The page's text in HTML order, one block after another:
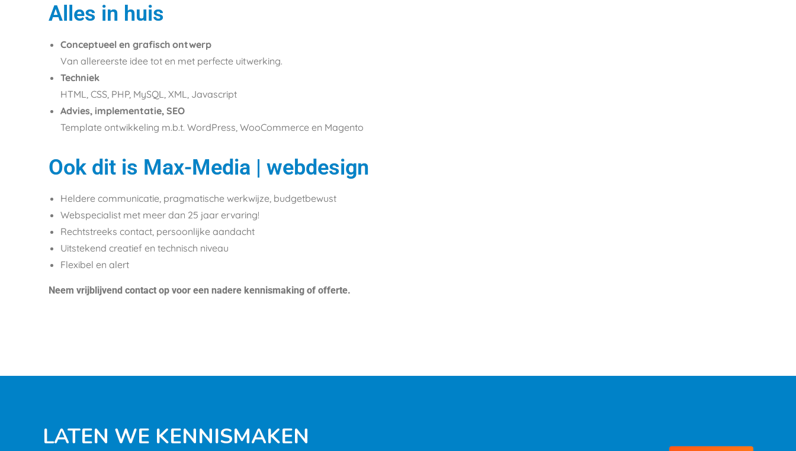
Alles in huis
Conceptueel en grafisch ontwerp
Van allereerste idee tot en met perfecte uitwerking.
Techniek
HTML, CSS, PHP, MySQL, XML, Javascript
Advies, implementatie, SEO
Template ontwikkeling m.b.t. WordPress, WooCommerce en Magento
Ook dit is Max-Media | webdesign
Heldere communicatie, pragmatische werkwijze, budgetbewust
Webspecialist met meer dan 25 jaar ervaring!
Rechtstreeks contact, persoonlijke aandacht
Uitstekend creatief en technisch niveau
Flexibel en alert
Neem vrijblijvend contact op voor een nadere kennismaking of offerte.
LATEN WE KENNISMAKEN